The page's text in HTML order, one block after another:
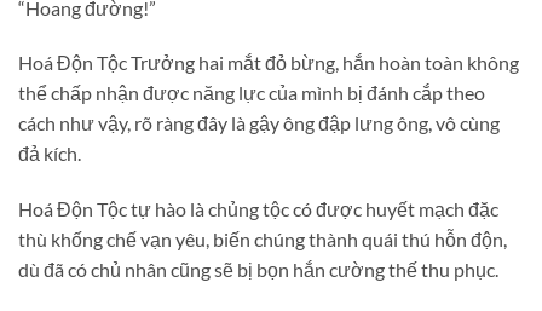
“Hoang đường!”
Hoá Độn Tộc Trưởng hai mắt đỏ bừng, hắn hoàn toàn không
thể chấp nhận được năng lực của mình bị đánh cắp theo
cách như vậy, rõ ràng đây là gậy ông đập lưng ông, vô cùng
đả kích.
Hoá Độn Tộc tự hào là chủng tộc có được huyết mạch đặc
thù khống chế vạn yêu, biến chúng thành quái thú hỗn độn,
dù đã có chủ nhân cũng sẽ bị bọn hắn cường thế thu phục.